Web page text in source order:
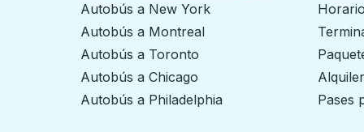
Autobús a New York
Autobús a Montreal
Autobús a Toronto
Autobús a Chicago
Autobús a Philadelphia
Pases